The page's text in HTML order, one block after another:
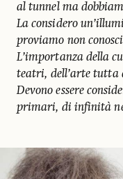
al tunnel ma
La considero
proviamo non
L’importanza della
teatri, dell’arte tutta
Devono essere
primari, di infinità